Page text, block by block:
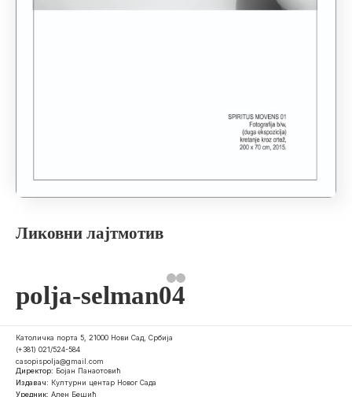
Ликовни лајтмотив
polja-selman04
Католичка порта 5, 21000 Нови Сад, Србија
(+381) 021/524-584
casopispolja@gmail.com
Директор: Бојан Панаотовић
Издавач: Културни центар Новог Сада
Уредник: Ален Бешић